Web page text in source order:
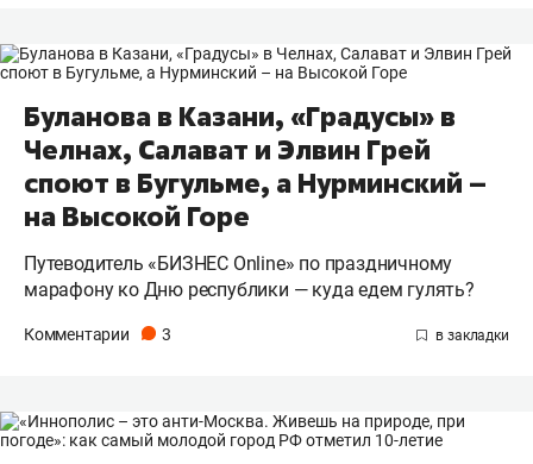
Буланова в Казани, «Градусы» в
Челнах, Салават и Элвин Грей
споют в Бугульме, а Нурминский –
на Высокой Горе
Путеводитель «БИЗНЕС Online» по праздничному
марафону ко Дню республики — куда едем гулять?
Комментарии 3